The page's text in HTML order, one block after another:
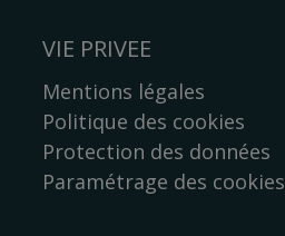
VIE PRIVEE
Mentions légales
Politique des cookies
Protection des données
Paramétrage des cookies